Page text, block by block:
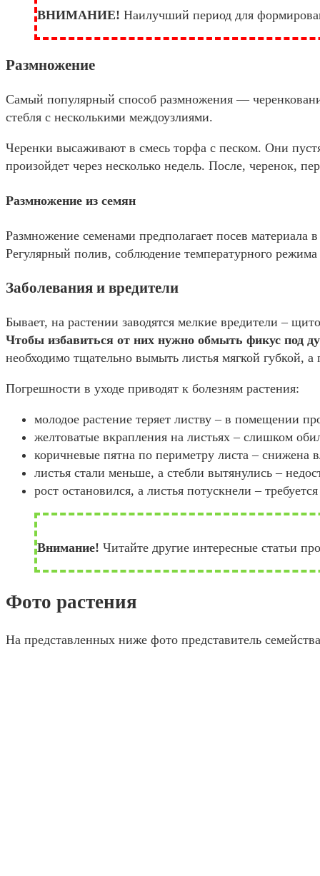
ВНИМАНИЕ! Наилучший период для
Размножение
Самый популярный способ размножения —
стебля с несколькими междоузлиями.
Черенки высаживают в смесь торфа с песком. Они
произойдет через несколько недель. После, черенок,
Размножение из семян
Размножение семенами предполагает посев
Регулярный полив, соблюдение температурного
Заболевания и вредители
Бывает, на растении заводятся мелкие вредители –
Чтобы избавиться от них нужно обмыть фикус под
необходимо тщательно вымыть листья мягкой губкой,
Погрешности в уходе приводят к болезням растения:
молодое растение теряет листву – в помещении
желтоватые вкрапления на листьях – слишком
коричневые пятна по периметру листа – снижена
листья стали меньше, а стебли вытянулись –
рост остановился, а листья потускнели –
Внимание! Читайте другие интересные статьи
Фото растения
На представленных ниже фото представитель